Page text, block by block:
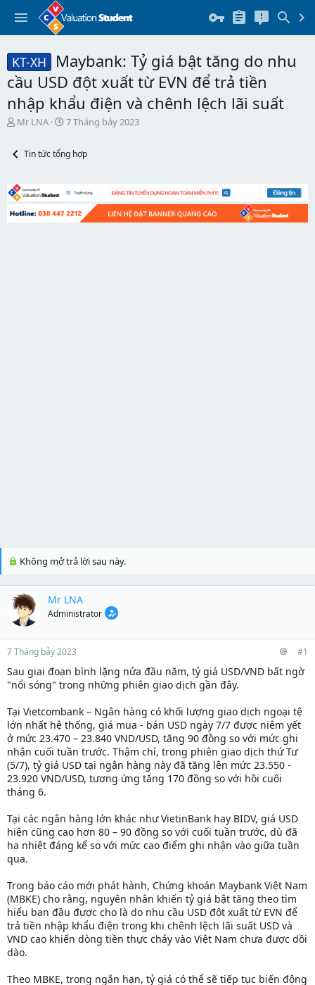
KT-XH
Maybank: Tỷ giá bật tăng do nhu
cầu USD đột xuất từ EVN để trả tiền
nhập khẩu điện và chênh lệch lãi suất
T
e
d
s
t
Mr LNA
N
y
t
đ
7 Tháng bảy 2023
Tin tức tổng hợp
Không mở trả lời sau này.
Mr LNA
Administrator
7 Tháng bảy 2023 #1
Sau giai đoạn bình lặng nửa đầu năm, tỷ giá USD/VND bất ngờ
"nổi sóng" trong những phiên giao dịch gần đây.
Tại Vietcombank – Ngân hàng có khối lượng giao dịch ngoại tệ
lớn nhất hệ thống, giá mua - bán USD ngày 7/7 được niêm yết
ở mức 23.470 – 23.840 VND/USD, tăng 90 đồng so với mức ghi
nhận cuối tuần trước. Thậm chí, trong phiên giao dịch thứ Tư
(5/7), tỷ giá USD tại ngân hàng này đã tăng lên mức 23.550 -
23.920 VND/USD, tương ứng tăng 170 đồng so với hồi cuối
tháng 6.
Tại các ngân hàng lớn khác như VietinBank hay BIDV, giá USD
hiện cũng cao hơn 80 – 90 đồng so với cuối tuần trước, dù đã
hạ nhiệt đáng kể so với mức cao điểm ghi nhận vào giữa tuần
qua.
Trong báo cáo mới phát hành, Chứng khoán Maybank Việt Nam
(MBKE) cho rằng, nguyên nhân khiến tỷ giá bật tăng theo tìm
hiểu ban đầu được cho là do nhu cầu USD đột xuất từ EVN để
trả tiền nhập khẩu điện trong khi chênh lệch lãi suất USD và
VND cao khiến dòng tiền thực chảy vào Việt Nam chưa được dồi
dào.
Theo MBKE, trong ngắn hạn, tỷ giá có thể sẽ tiếp tục biến động